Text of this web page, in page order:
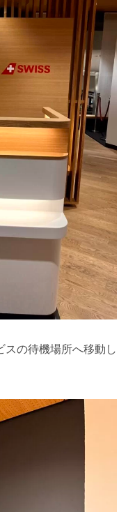
スの待機場所へ移動し